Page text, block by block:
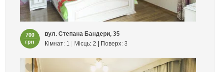
700
грн
вул. Степана Бандери, 35
Кімнат: 1 | Місць: 2 | Поверх: 3